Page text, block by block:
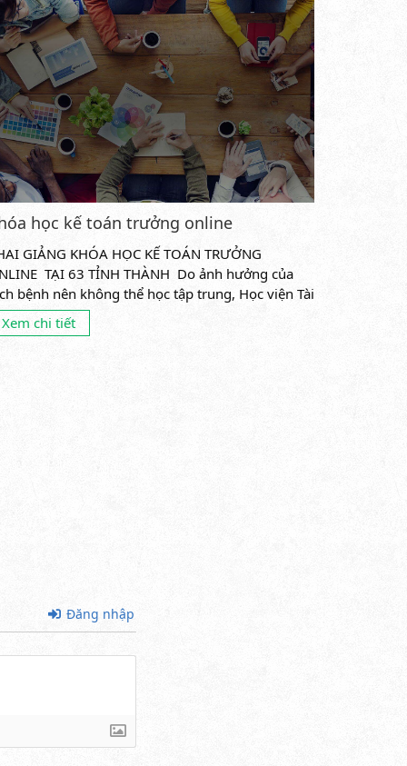
học kế toán trưởng online
GIẢNG KHÓA HỌC KẾ TOÁN TRƯỞNG
TẠI 63 TỈNH THÀNH Do ảnh hưởng của
bệnh nên không thể học tập trung, Học viện Tài
khai giảng khóa học kế...
Xem chi tiết
Đăng nhập